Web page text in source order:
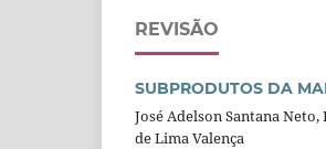
REVISÃO
SUBPRODUTOS DA
José Adelson Santana
de Lima Valença